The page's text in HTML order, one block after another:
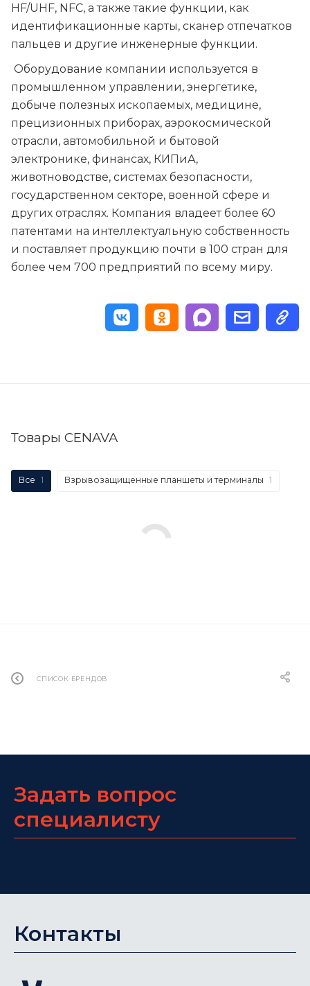
HF/UHF, NFC, а также такие функции, как
идентификационные карты, сканер отпечатков
пальцев и другие инженерные функции.
Оборудование компании используется в
промышленном управлении, энергетике,
добыче полезных ископаемых, медицине,
прецизионных приборах, аэрокосмической
отрасли, автомобильной и бытовой
электронике, финансах, КИПиА,
животноводстве, системах безопасности,
государственном секторе, военной сфере и
других отраслях. Компания владеет более 60
патентами на интеллектуальную собственность
и поставляет продукцию почти в 100 стран для
более чем 700 предприятий по всему миру.
Товары CENAVA
Все 1 Взрывозащищенные планшеты и терминалы 1
СПИСОК БРЕНДОВ
Задать вопрос
специалисту
Контакты